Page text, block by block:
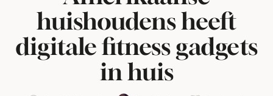
huishoudens heeft
digitale fitness gadgets
in huis